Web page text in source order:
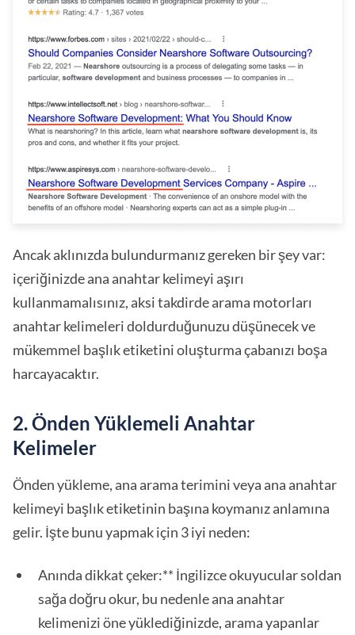
Ancak aklınızda bulundurmanız gereken bir şey var:
içeriğinizde ana anahtar kelimeyi aşırı
kullanmamalısınız, aksi takdirde arama motorları
anahtar kelimeleri doldurduğunuzu düşünecek ve
mükemmel başlık etiketini oluşturma çabanızı boşa
harcayacaktır.
2. Önden Yüklemeli Anahtar
Kelimeler
Önden yükleme, ana arama terimini veya ana anahtar
kelimeyi başlık etiketinin başına koymanız anlamına
gelir. İşte bunu yapmak için 3 iyi neden:
Anında dikkat çeker:** İngilizce okuyucular soldan
sağa doğru okur, bu nedenle ana anahtar
kelimenizi öne yüklediğinizde, arama yapanlar